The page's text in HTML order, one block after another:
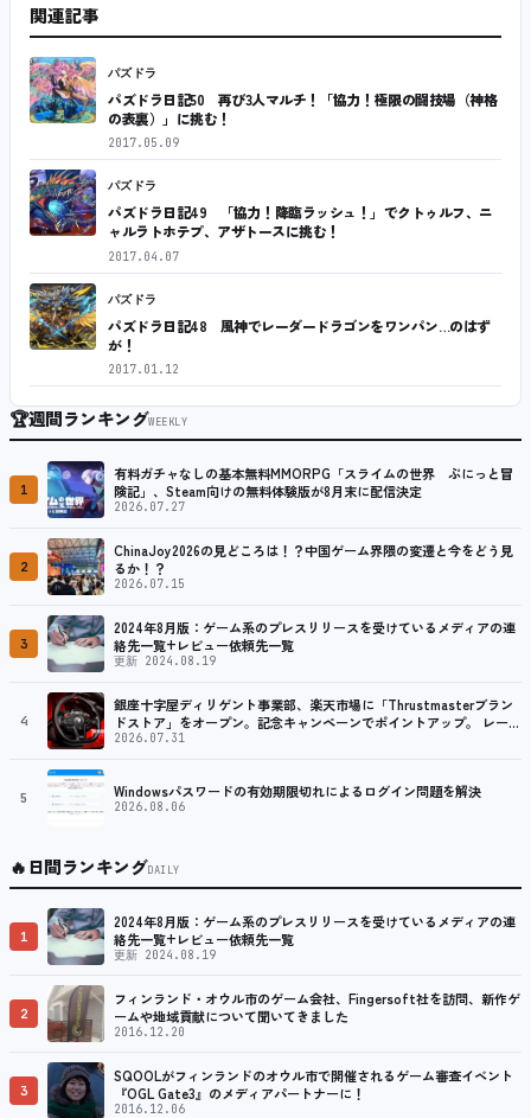
関連記事
パズドラ
パズドラ日記50 再び3人マルチ！「協力！極限の闘技場（神格
の表裏）」に挑む！
2017.05.09
パズドラ
パズドラ日記49 「協力！降臨ラッシュ！」でクトゥルフ、ニ
ャルラトホテプ、アザトースに挑む！
2017.04.07
パズドラ
パズドラ日記48 風神でレーダードラゴンをワンパン…のはず
が！
2017.01.12
🏆週間ランキングWEEKLY
1
有料ガチャなしの基本無料MMORPG「スライムの世界 ぷにっと冒
険記」、Steam向けの無料体験版が8月末に配信決定
2026.07.27
2
ChinaJoy2026の見どころは！？中国ゲーム界隈の変遷と今をどう見
るか！？
2026.07.15
3
2024年8月版：ゲーム系のプレスリリースを受けているメディアの連
絡先一覧+レビュー依頼先一覧
更新 2024.08.19
4
銀座十字屋ディリゲント事業部、楽天市場に「Thrustmasterブラン
ドストア」をオープン。記念キャンペーンでポイントアップ。 レーシ
ング／フライトシム向けコントローラーを中心に、幅広くラインナッ
2026.07.31
5 Windowsパスワードの有効期限切れによるログイン問題を解決
2026.08.06
🔥日間ランキングDAILY
1
2024年8月版：ゲーム系のプレスリリースを受けているメディアの連
絡先一覧+レビュー依頼先一覧
更新 2024.08.19
2
フィンランド・オウル市のゲーム会社、Fingersoft社を訪問、新作ゲ
ームや地域貢献について聞いてきました
2016.12.20
3
SQOOLがフィンランドのオウル市で開催されるゲーム審査イベント
『OGL Gate3』のメディアパートナーに！
2016.12.06